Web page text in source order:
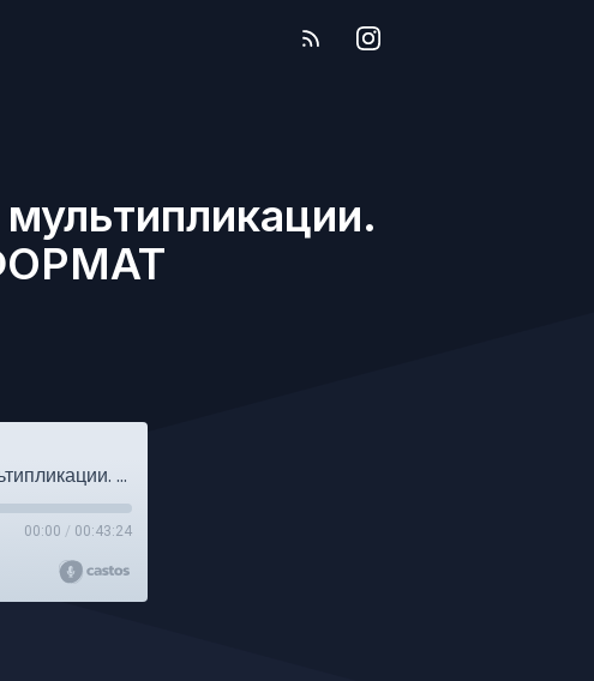
Выпуск №207. История о российской мультипликации. СПЕЦИАЛЬНЫЙ ЛЕТНИЙ ФОРМАТ
00:00 / 00:43:24